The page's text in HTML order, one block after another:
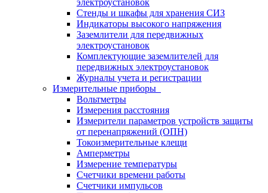
электроустановок
Стенды и шкафы для хранения СИЗ
Индикаторы высокого напряжения
Заземлители для передвижных
электроустановок
Комплектующие заземлителей для
передвижных электроустановок
Журналы учета и регистрации
Измерительные приборы
Вольтметры
Измерения расстояния
Измерители параметров устройств защиты
от перенапряжений (ОПН)
Токоизмерительные клещи
Амперметры
Измерение температуры
Счетчики времени работы
Счетчики импульсов